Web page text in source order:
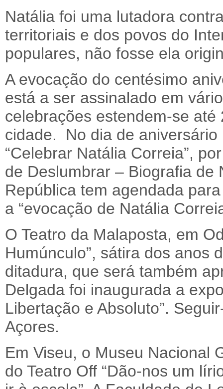
Natália foi uma lutadora
territoriais e dos povos do
populares, não fosse ela
A evocação do centésimo
está a ser assinalado em
celebrações estendem-se
cidade. No dia de
“Celebrar Natália Correia”,
de Deslumbrar – Biografia de
República tem agendada
a “evocação de Natália
O Teatro da Malaposta, em
Humúnculo”, sátira dos anos
ditadura, que será também
Delgada foi inaugurada a
Libertação e Absoluto”.
Açores.
Em Viseu, o Museu Nacional
do Teatro Off “Dão-nos um